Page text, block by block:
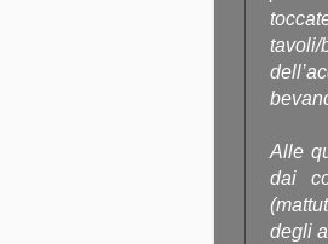
Alle
dai
degli